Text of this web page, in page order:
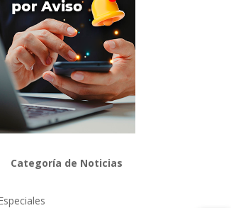
Categoría de Noticias